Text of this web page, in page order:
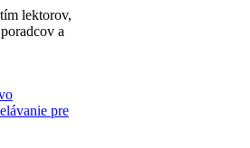
lektorov,
a
pre